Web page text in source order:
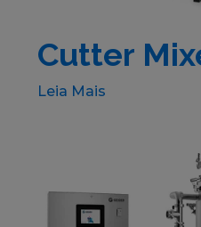
Cutter
Leia Mais